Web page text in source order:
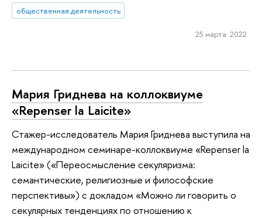
общественная деятельность
25 марта 2022
Мария Гриднева на коллоквиуме
«Repenser la Laicite»
Стажер-исследователь Мария Гриднева выступила на
международном семинаре-коллоквиуме «Repenser la
Laicite» («Переосмысление секуляризма:
семантическиe, религиозныe и философскиe
перспективы») с докладом «Можно ли говорить о
секулярных тенденциях по отношению к